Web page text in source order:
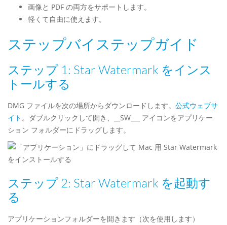
画像と PDF の両方をサポートします。
軽くて自由に使えます。
ステップバイステップガイド
ステップ 1: Star Watermark をインス
トールする
DMG ファイルを次の場所からダウンロードします。 公式ウェブサ
イト 。ダブルクリックして開き、__SW___ アイコンをアプリケー
ション フォルダーにドラッグします。
ステップ 2: Star Watermark を起動す
る
アプリケーションフォルダーを開きます（次を使用します）